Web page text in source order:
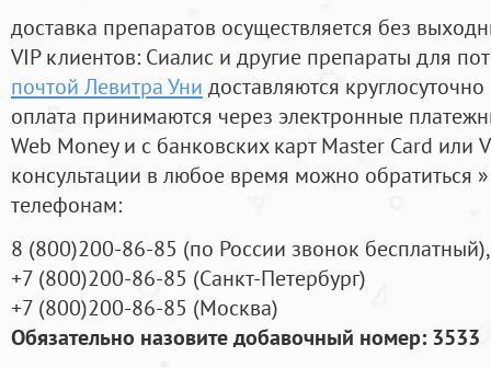
доставка препаратов осуществляется без
VIP клиентов: Сиалис и другие препараты для
почтой Левитра Уни доставляются круглосуточно
оплата принимаются через электронные
Web Money и с банковских карт Master Card или
консультации в любое время можно обратиться
телефонам:
8 (800)200-86-85 (по России звонок бесплатный),
+7 (800)200-86-85 (Санкт-Петербург)
+7 (800)200-86-85 (Москва)
Обязательно назовите добавочный номер: 3533